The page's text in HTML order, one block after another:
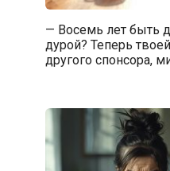
— Восемь лет быть
дурой? Теперь
другого спонсора,